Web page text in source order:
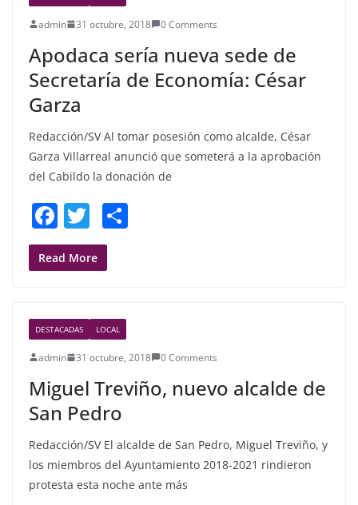
o
o
k
admin 31 octubre, 2018 0 Comments
Apodaca sería nueva sede de
Secretaría de Economía: César
Garza
Redacción/SV Al tomar posesión como alcalde, César
Garza Villarreal anunció que someterá a la aprobación
del Cabildo la donación de
F
a
c
b
o
o
k
T
w
itt
Read More
DESTACADAS LOCAL
admin 31 octubre, 2018 0 Comments
Miguel Treviño, nuevo alcalde de
San Pedro
Redacción/SV El alcalde de San Pedro, Miguel Treviño, y
los miembros del Ayuntamiento 2018-2021 rindieron
protesta esta noche ante más